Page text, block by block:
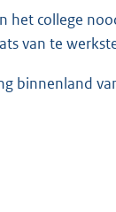
het college
van te
binnenland